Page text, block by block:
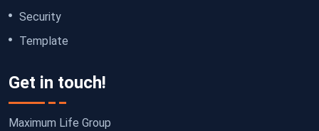
Security
Template
Get in touch!
Maximum Life Group